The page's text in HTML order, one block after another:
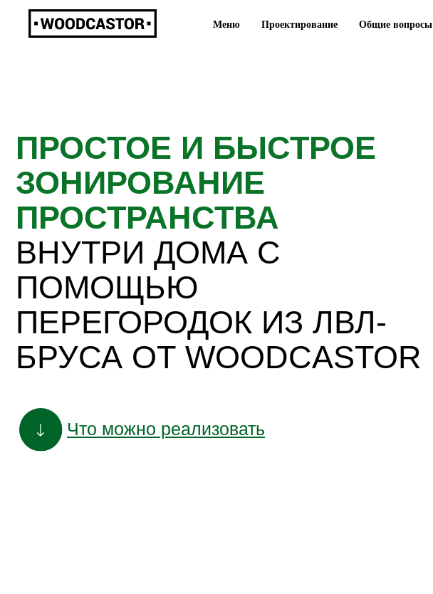
Меню Проектирование Общие вопросы
ПРОСТОЕ И БЫСТРОЕ
ЗОНИРОВАНИЕ
ПРОСТРАНСТВА
ВНУТРИ ДОМА С
ПОМОЩЬЮ
ПЕРЕГОРОДОК ИЗ ЛВЛ-
БРУСА ОТ WOODCASTOR